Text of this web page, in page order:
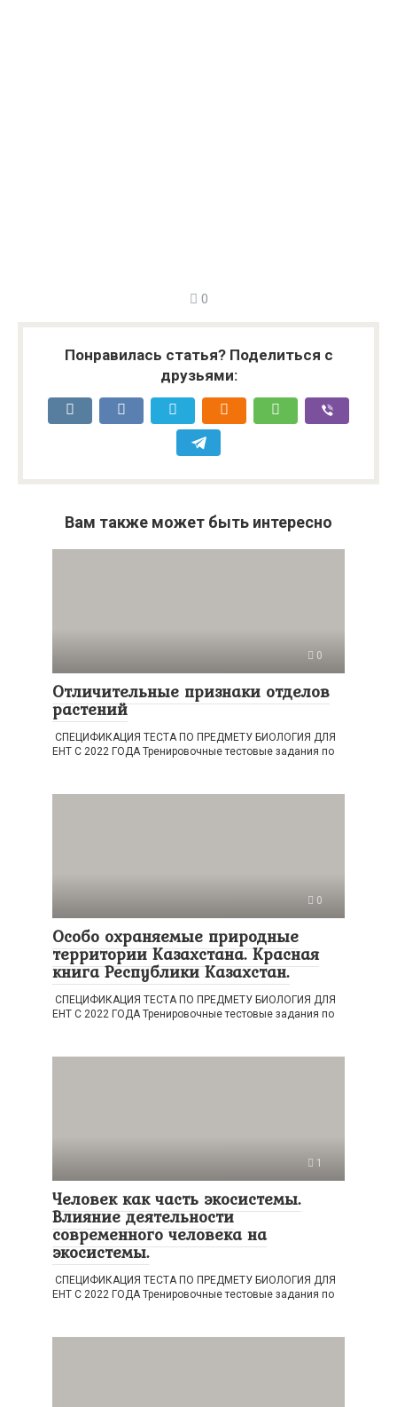
0
Понравилась статья? Поделиться с
друзьями:
Вам также может быть интересно
0
Отличительные признаки отделов
растений
СПЕЦИФИКАЦИЯ ТЕСТА ПО ПРЕДМЕТУ БИОЛОГИЯ ДЛЯ
ЕНТ С 2022 ГОДА Тренировочные тестовые задания по
0
Особо охраняемые природные
территории Казахстана. Красная
книга Республики Казахстан.
СПЕЦИФИКАЦИЯ ТЕСТА ПО ПРЕДМЕТУ БИОЛОГИЯ ДЛЯ
ЕНТ С 2022 ГОДА Тренировочные тестовые задания по
1
Человек как часть экосистемы.
Влияние деятельности
современного человека на
экосистемы.
СПЕЦИФИКАЦИЯ ТЕСТА ПО ПРЕДМЕТУ БИОЛОГИЯ ДЛЯ
ЕНТ С 2022 ГОДА Тренировочные тестовые задания по